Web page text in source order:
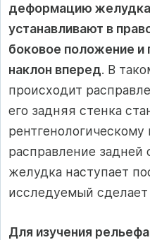
деформацию
устанавливают в
боковое положение и
наклон вперед. В
происходит
его задняя стенка
расправление задней
желудка наступает
исследуемый сделает
Для изучения